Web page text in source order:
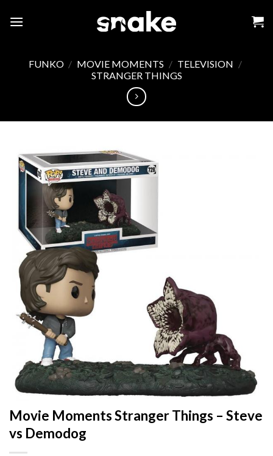
FUNKO / MOVIE MOMENTS / TELEVISION /
STRANGER THINGS
Movie Moments Stranger Things – Steve
vs Demodog